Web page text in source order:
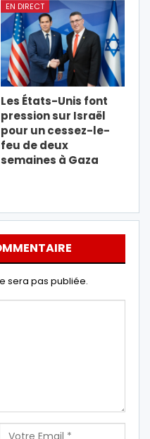
EN DIRECT
Les États-Unis font
pression sur Israël
pour un cessez-le-
feu de deux
semaines à Gaza
sera pas publiée.